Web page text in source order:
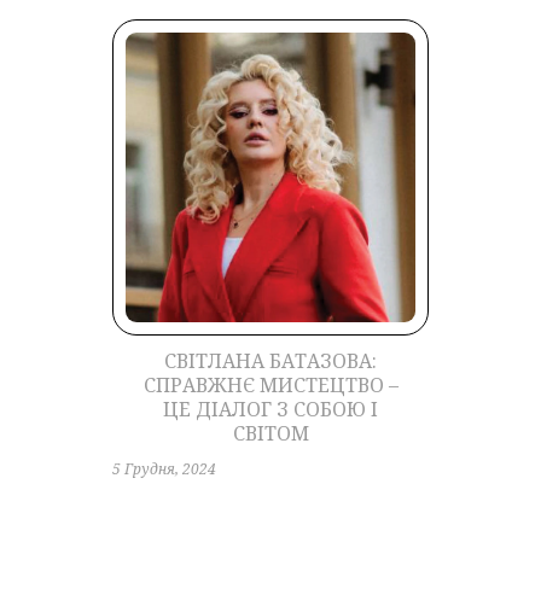
СВІТЛАНА БАТАЗОВА:
СПРАВЖНЄ МИСТЕЦТВО –
ЦЕ ДІАЛОГ З СОБОЮ І
СВІТОМ
5 Грудня, 2024